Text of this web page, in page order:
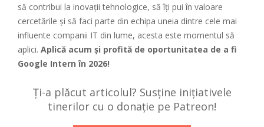
să contribui la inovații tehnologice, să îți pui în valoare
cercetările și să faci parte din echipa uneia dintre cele mai
influente companii IT din lume, acesta este momentul să
aplici. Aplică acum și profită de oportunitatea de a fi
Google Intern în 2026!
Ți-a plăcut articolul? Susține inițiativele
tinerilor cu o donație pe Patreon!